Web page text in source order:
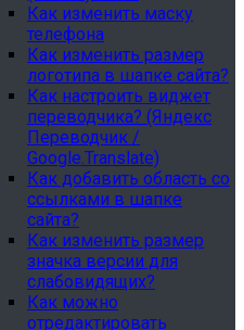
Как изменить маску
телефона
Как изменить размер
логотипа в шапке сайта?
Как настроить виджет
переводчика? (Яндекс
Переводчик /
Google.Translate)
Как добавить область со
ссылками в шапке
сайта?
Как изменить размер
значка версии для
слабовидящих?
Как можно
отредактировать